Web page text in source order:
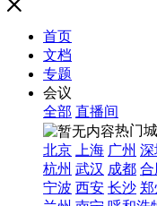
首页
文档
专题
会议
全部 直播间
热门
北京
上海 广州 深
杭州 武汉 成都 合
宁波 西安 长沙 郑